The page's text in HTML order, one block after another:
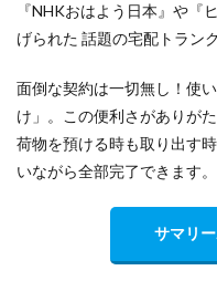
『NHKおはよう日本』や『
げられた 話題の宅配トラン
面倒な契約は一切無し！使
け」。この便利さがありが
荷物を預ける時も取り出す
いながら全部完了できます。
サマリ